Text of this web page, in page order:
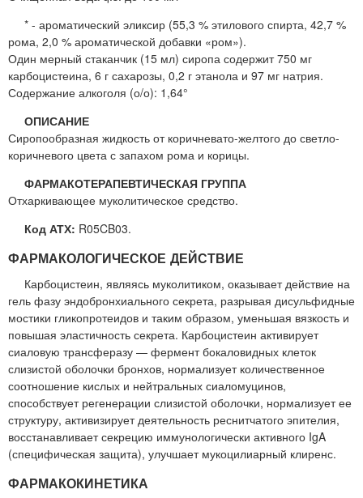
* - ароматический эликсир (55,3 % этилового спирта, 42,7 %
рома, 2,0 % ароматической добавки «ром»).
Один мерный стаканчик (15 мл) сиропа содержит 750 мг
карбоцистеина, 6 г сахарозы, 0,2 г этанола и 97 мг натрия.
Содержание алкоголя (о/о): 1,64°
ОПИСАНИЕ
Сиропообразная жидкость от коричневато-желтого до светло-
коричневого цвета с запахом рома и корицы.
ФАРМАКОТЕРАПЕВТИЧЕСКАЯ ГРУППА
Отхаркивающее муколитическое средство.
Код АТХ: R05CB03.
ФАРМАКОЛОГИЧЕСКОЕ ДЕЙСТВИЕ
Карбоцистеин, являясь муколитиком, оказывает действие на
гель фазу эндобронхиального секрета, разрывая дисульфидные
мостики гликопротеидов и таким образом, уменьшая вязкость и
повышая эластичность секрета. Карбоцистеин активирует
сиаловую трансферазу — фермент бокаловидных клеток
слизистой оболочки бронхов, нормализует количественное
соотношение кислых и нейтральных сиаломуцинов,
способствует регенерации слизистой оболочки, нормализует ее
структуру, активизирует деятельность реснитчатого эпителия,
восстанавливает секрецию иммунологически активного IgA
(специфическая защита), улучшает мукоцилиарный клиренс.
ФАРМАКОКИНЕТИКА